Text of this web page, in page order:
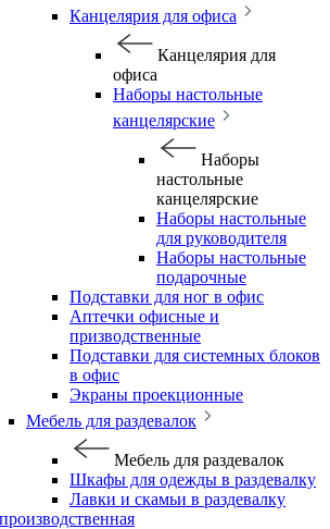
Канцелярия для офиса
Канцелярия для
офиса
Наборы настольные
канцелярские
Наборы
настольные
канцелярские
Наборы настольные
для руководителя
Наборы настольные
подарочные
Подставки для ног в офис
Аптечки офисные и
призводственные
Подставки для системных блоков
в офис
Экраны проекционные
Мебель для раздевалок
Мебель для раздевалок
Шкафы для одежды в раздевалку
Лавки и скамьи в раздевалку